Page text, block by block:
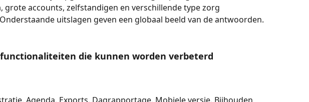
grote accounts, zelfstandigen en verschillende type zorg
uitslagen geven een globaal beeld van de antwoorden.
die kunnen worden verbeterd